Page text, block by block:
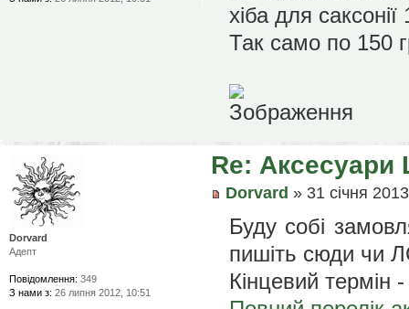
хіба для
Так само по 150
Re: Аксесуари
Dorvard » 31 січня
Буду собі
пишіть сюди чи
Кінцевий термін
Dorvard
Адепт
Повідомлення: 349
З нами з: 26 липня 2012, 10:51